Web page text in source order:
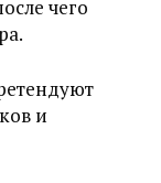
чего
и